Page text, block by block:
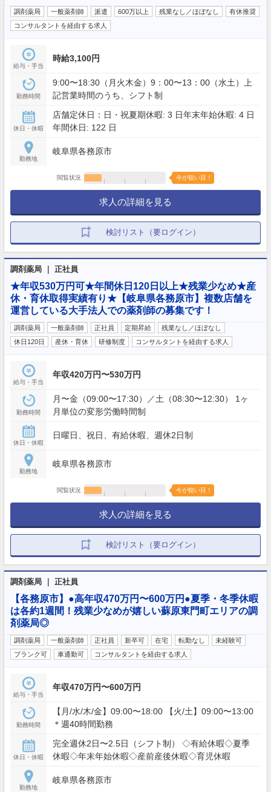
調剤薬局 一般薬剤師 派遣 600万以上 残業なし／ほぼなし
有休推奨
コンサルタントを経由する求人
給与・手当
時給3,100円
勤務時間
9:00〜18:30（月火木金）9：00〜13：00（水土）上
記営業時間のうち、シフト制
休日・休暇
店舗定休日：日・祝夏期休暇: 3 日年末年始休暇: 4 日
年間休日: 122 日
勤務地
岐阜県各務原市
閲覧状況 今が狙い目！
求人の詳細を見る
検討リスト（要ログイン）
調剤薬局 ｜ 正社員
★年収530万円可★年間休日120日以上★残業少なめ★産
休・育休取得実績有り★【岐阜県各務原市】複数店舗を
運営している大手法人での薬剤師の募集です！
調剤薬局 一般薬剤師 正社員 定期昇給
残業なし／ほぼなし
休日120日
産休・育休 研修制度 コンサルタントを経由する求人
給与・手当
年収420万円〜530万円
勤務時間
月〜金（09:00〜17:30）／土（08:30〜12:30） 1ヶ
月単位の変形労働時間制
休日・休暇
日曜日、祝日、有給休暇、週休2日制
勤務地
岐阜県各務原市
閲覧状況 今が狙い目！
求人の詳細を見る
検討リスト（要ログイン）
調剤薬局 ｜ 正社員
【各務原市】●高年収470万円〜600万円●夏季・冬季休暇
は各約1週間！残業少なめが嬉しい蘇原東門町エリアの調
剤薬局◎
調剤薬局 一般薬剤師 正社員 新卒可 在宅 転勤なし
未経験可
ブランク可
車通勤可 コンサルタントを経由する求人
給与・手当
年収470万円〜600万円
勤務時間
【月/水/木/金】09:00〜18:00 【火/土】09:00〜13:00
＊週40時間勤務
休日・休暇
完全週休2日〜2.5日（シフト制） ◇有給休暇◇夏季
休暇◇年末年始休暇◇産前産後休暇◇育児休暇
勤務地
岐阜県各務原市